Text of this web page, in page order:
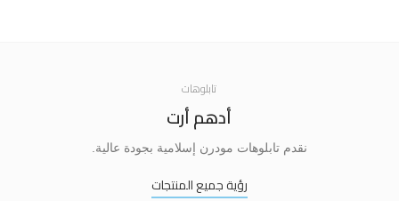
تابلوهات
أدهم أرت
نقدم تابلوهات مودرن إسلامية بجودة عالية.
رؤية جميع المنتجات